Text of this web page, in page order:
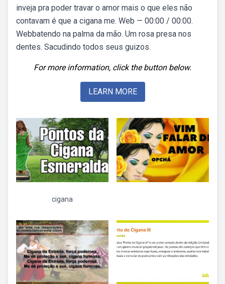
inveja pra poder travar o amor mais o que eles não
contavam é que a cigana me. Web — 00:00 / 00:00.
Webbatendo na palma da mão. Um rosa presa nos
dentes. Sacudindo todos seus guizos.
For more information, click the button below.
LEARN MORE
cigana